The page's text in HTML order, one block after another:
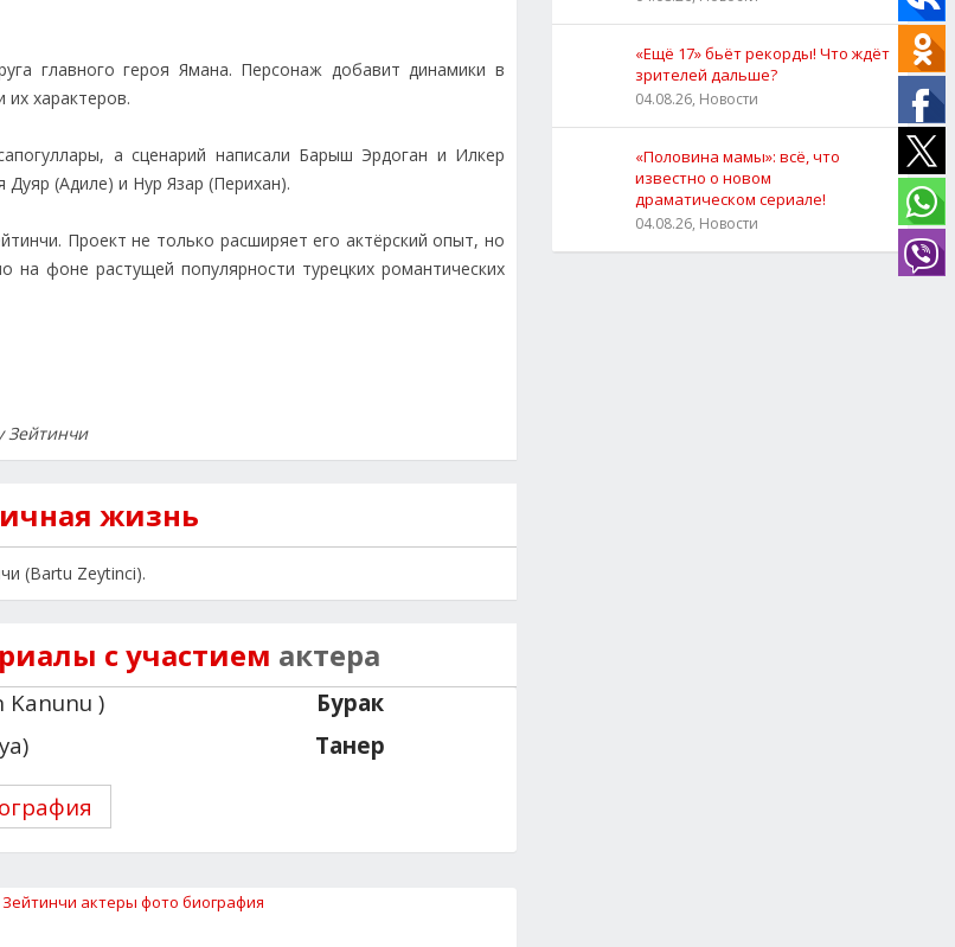
главного героя Ямана. Персонаж добавит динамики в
характеров.
а сценарий написали Барыш Эрдоган и Илкер
(Адиле) и Нур Язар (Перихан).
Проект не только расширяет его актёрский опыт, но
фоне растущей популярности турецких романтических
Зейтинчи
жизнь
(Bartu Zeytinci).
с участием актера
Kanunu )
Бурак
Танер
«Ещё 17» бьёт рекорды! Что ждёт
зрителей дальше?
04.08.26, Новости
«Половина мамы»: всё, что
известно о новом
драматическом сериале!
04.08.26, Новости